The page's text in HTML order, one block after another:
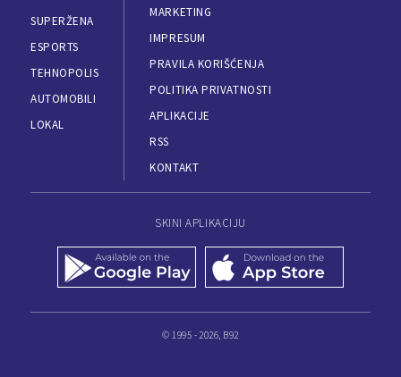
SUPERŽENA
ESPORTS
TEHNOPOLIS
AUTOMOBILI
LOKAL
MARKETING
IMPRESUM
PRAVILA KORIŠĆENJA
POLITIKA PRIVATNOSTI
APLIKACIJE
RSS
KONTAKT
SKINI APLIKACIJU
© 1995 - 2026, B92